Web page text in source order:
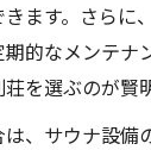
ます。さらに
的なメンテナ
を選ぶのが賢
、サウナ設備